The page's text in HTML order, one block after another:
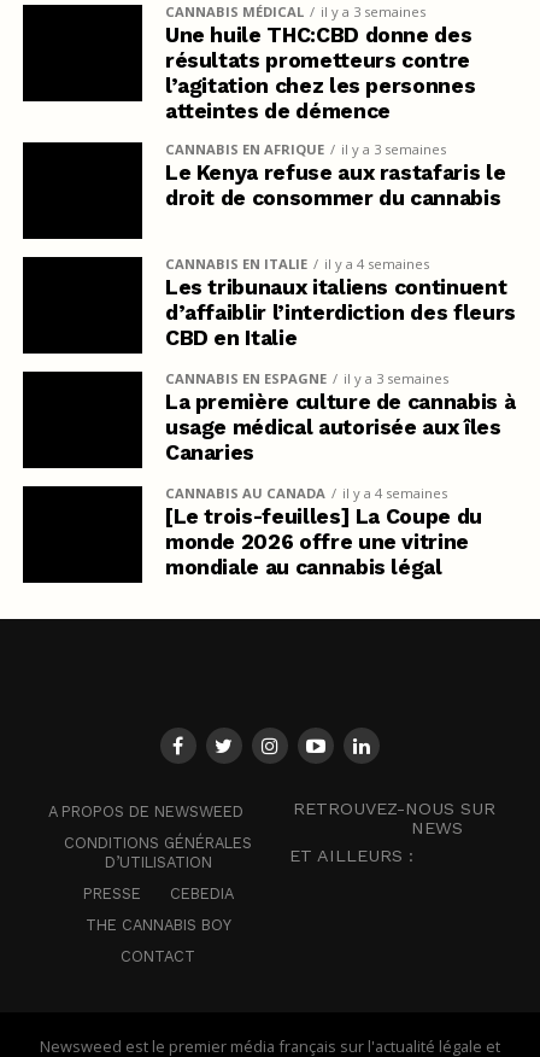
CANNABIS MÉDICAL il y a 3 semaines
Une huile THC:CBD donne des
résultats prometteurs contre
l’agitation chez les personnes
atteintes de démence
CANNABIS EN AFRIQUE il y a 3 semaines
Le Kenya refuse aux rastafaris le
droit de consommer du cannabis
CANNABIS EN ITALIE il y a 4 semaines
Les tribunaux italiens continuent
d’affaiblir l’interdiction des fleurs
CBD en Italie
CANNABIS EN ESPAGNE il y a 3 semaines
La première culture de cannabis à
usage médical autorisée aux îles
Canaries
CANNABIS AU CANADA il y a 4 semaines
[Le trois-feuilles] La Coupe du
monde 2026 offre une vitrine
mondiale au cannabis légal
A PROPOS DE NEWSWEED
CONDITIONS GÉNÉRALES
D’UTILISATION
PRESSE
CEBEDIA
THE CANNABIS BOY
CONTACT
RETROUVEZ-NOUS SUR
NEWS
ET AILLEURS :
Newsweed est le premier média français sur l'actualité légale et